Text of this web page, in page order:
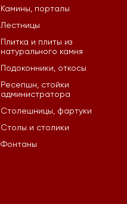
Камины, порталы
Лестницы
Плитка и плиты из
натурального камня
Подоконники, откосы
Ресепшн, стойки
администратора
Столешницы, фартуки
Столы и столики
Фонтаны